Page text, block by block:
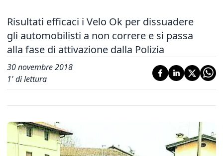
Risultati efficaci i Velo Ok per dissuadere
gli automobilisti a non correre e si passa
alla fase di attivazione dalla Polizia
30 novembre 2018
1' di lettura